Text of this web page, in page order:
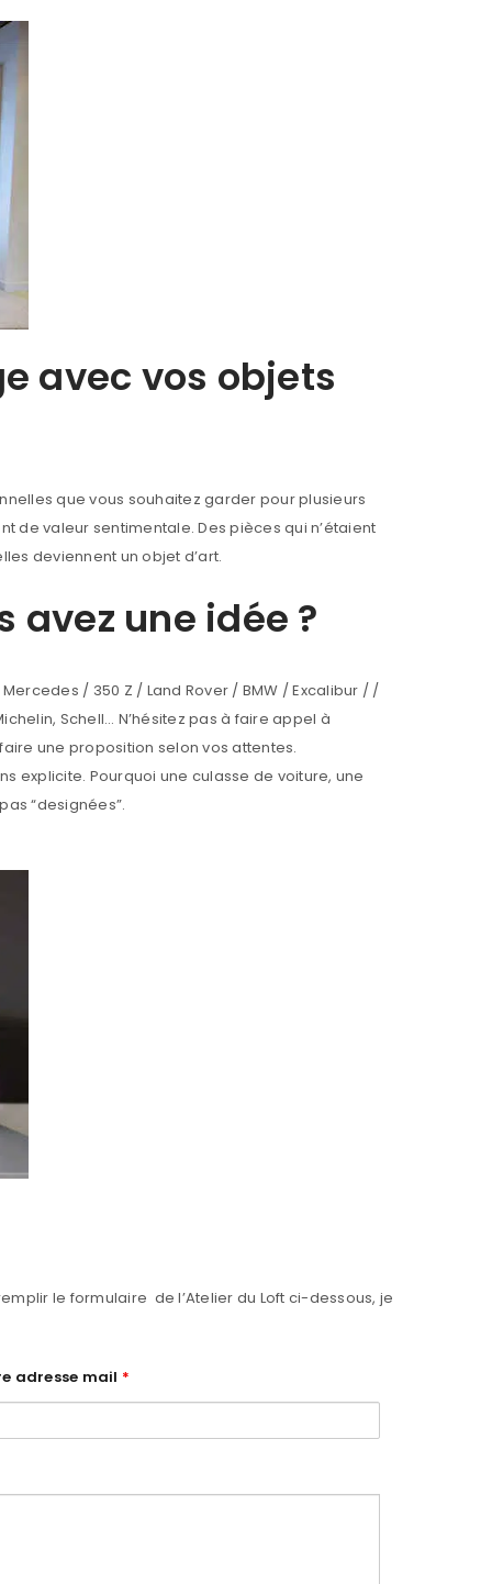
avec vos objets
que vous souhaitez garder pour plusieurs
de valeur sentimentale. Des pièces qui n’étaient
deviennent un objet d’art.
avez une idée ?
/ 350 Z / Land Rover / BMW / Excalibur / /
Schell… N’hésitez pas à faire appel à
une proposition selon vos attentes.
explicite. Pourquoi une culasse de voiture, une
“designées”.
le formulaire de l’Atelier du Loft ci-dessous, je
adresse mail *